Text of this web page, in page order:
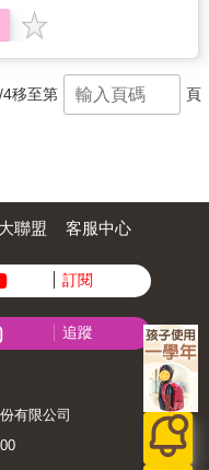
與成功的距離，或就算成
遠不及你的潛力所及。 2.
現這個目標？」就好了。
專注自己與他人之間無限
親生經歷，他們皆受益於這
上自己想要的金錢、時
你實現這個目標？」，而
得成效，從社會自我&rarr;
態&rarr;豐盛心態；從交易
，成功唾手可得的程度會讓
走回老路。 &
要素行動計畫，讓關係持
悉度法則、付出法則、耐
促進連結的最強大力量！
通到深化連結， 啟動人脈
來幫助你！ 本書作者蜜雪
是知名人脈專家，也是安
真實案例，22項實戰練
，都能發揮本色，從利己
，本書是最有趣且實用的
格蘭特，《逆思維》作者
，人脈的結構比規模更加
一個人怎麼交朋友，才
組合： & ●擴張者享有的
好處，往往在生涯初期最
。 & ●仲介人所享有的創
業或是看重獨特性的領域
防範孤獨和倦怠，在充滿
具有優勢。 & 最適當的風
標、生涯階段和需求的人
書，你將可學會分析自己如
對不同的事業與生涯階
同的風格，創造工作與生
無論你是社交過敏或是社交
提供的指引，塑造最適合
/4移至第 頁
聯盟 客服中心
訂閱
追蹤
有限公司